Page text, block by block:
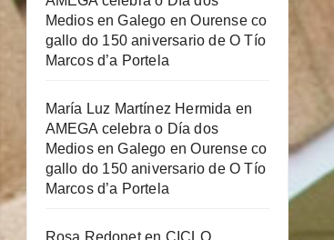
Medios en Galego en Ourense co
gallo do 150 aniversario de O Tío
Marcos d’a Portela
María Luz Martínez Hermida en
AMEGA celebra o Día dos
Medios en Galego en Ourense co
gallo do 150 aniversario de O Tío
Marcos d’a Portela
Rosa Redoneten CICLO